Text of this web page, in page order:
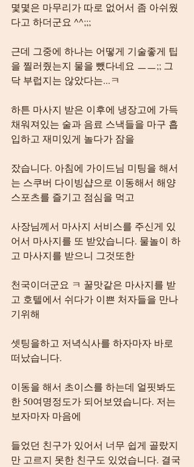
몇몇은 마무리가 따로 없어서 좀 아쉬웠
다고 하더군요 ^^;;;
근데 그중에 하나는 어떻게 기술좋게 팁
을 찔러줬는지 물을 뺐다네요 ㅡㅡ;; 그
닥 부럽지는 않았다는...ㅋ
하튼 마사지 받은 이후에 냉장고에 가득
채워져있는 술과 음료 스낵들을 마구 흡
입하고 재미있게 놀다가 잠을
잤습니다. 아침에 가이드님 미팅을 해서
는 스쿠버 다이빙샵으로 이동해서 해양
스포츠를 즐기고 점심을 먹고
사장님께서 마사지 서비스를 주신게 있
어서 마사지를 또 받았습니다. 물놀이 하
고 마사지를 받으니 그것또한
천국이더군요 ㅋ 꿀맛같은 마사지를 받
고 호텔에서 쉬다가 이쁜 처자들을 만나
기위해
셋팅을하고 저녁식사를 하자마자 바로
떠났습니다.
이동을 해서 초이스를 하는데 얼핏봐도
한 50여명정도가 되어보였습니다. 저는
보자마자 마음에
들었던 친구가 있어서 너무 쉽게 골랐지
만 고르지 못한 친구도 있었습니다. 결국